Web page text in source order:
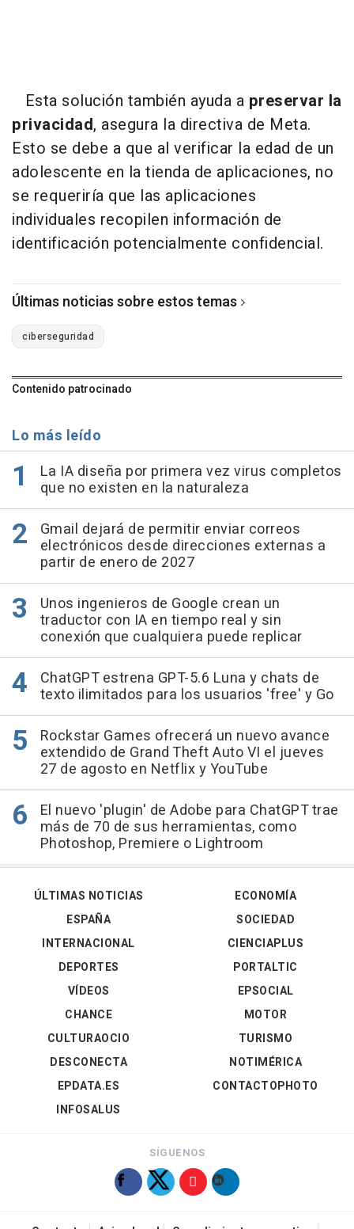
Esta solución también ayuda a preservar la
privacidad, asegura la directiva de Meta.
Esto se debe a que al verificar la edad de un
adolescente en la tienda de aplicaciones, no
se requeriría que las aplicaciones
individuales recopilen información de
identificación potencialmente confidencial.
Últimas noticias sobre estos temas
ciberseguridad
Contenido patrocinado
Lo más leído
La IA diseña por primera vez virus completos
que no existen en la naturaleza
Gmail dejará de permitir enviar correos
electrónicos desde direcciones externas a
partir de enero de 2027
Unos ingenieros de Google crean un
traductor con IA en tiempo real y sin
conexión que cualquiera puede replicar
ChatGPT estrena GPT-5.6 Luna y chats de
texto ilimitados para los usuarios 'free' y Go
Rockstar Games ofrecerá un nuevo avance
extendido de Grand Theft Auto VI el jueves
27 de agosto en Netflix y YouTube
El nuevo 'plugin' de Adobe para ChatGPT trae
más de 70 de sus herramientas, como
Photoshop, Premiere o Lightroom
ÚLTIMAS NOTICIAS
ESPAÑA
INTERNACIONAL
DEPORTES
VÍDEOS
ECONOMÍA
SOCIEDAD
CIENCIAPLUS
PORTALTIC
EPSOCIAL
CHANCE
CULTURAOCIO
DESCONECTA
EPDATA.ES
INFOSALUS
MOTOR
TURISMO
NOTIMÉRICA
CONTACTOPHOTO
SÍGUENOS